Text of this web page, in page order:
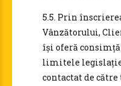
5.5. Prin
Vânzătorului,
își oferă
limitele
contactat de